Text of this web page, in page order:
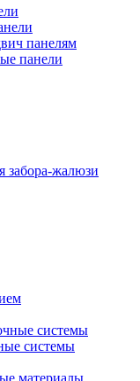
панелям
панели
забора-жалюзи
системы
системы
материалы